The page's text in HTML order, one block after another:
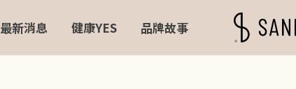
最新消息 健康YES 品牌故事